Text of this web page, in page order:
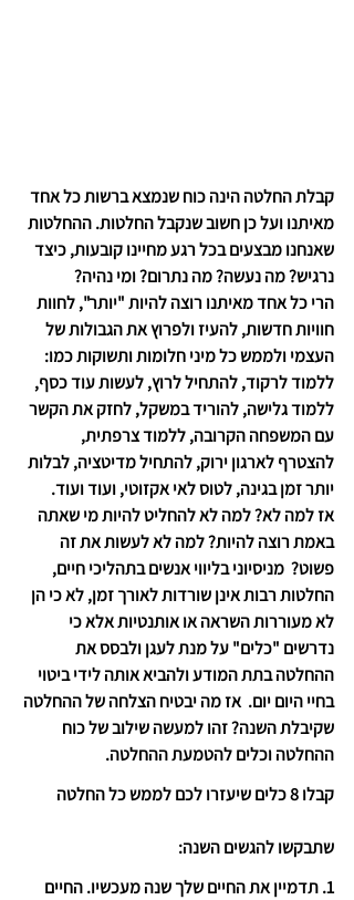
קבלת החלטה הינה כוח שנמצא ברשות כל אחד
מאיתנו ועל כן חשוב שנקבל החלטות. ההחלטות
שאנחנו מבצעים בכל רגע מחיינו קובעות, כיצד
נרגיש? מה נעשה? מה נתרום? ומי נהיה?
הרי כל אחד מאיתנו רוצה להיות "יותר", לחוות
חוויות חדשות, להעיז ולפרוץ את הגבולות של
העצמי ולממש כל מיני חלומות ותשוקות כמו:
ללמוד לרקוד, להתחיל לרוץ, לעשות עוד כסף,
ללמוד גלישה, להוריד במשקל, לחזק את הקשר
עם המשפחה הקרובה, ללמוד צרפתית,
להצטרף לארגון ירוק, להתחיל מדיטציה, לבלות
יותר זמן בגינה, לטוס לאי אקזוטי, ועוד ועוד.
אז למה לא? למה לא להחליט להיות מי שאתה
באמת רוצה להיות? למה לא לעשות את זה
פשוט? מניסיוני בליווי אנשים בתהליכי חיים,
החלטות רבות אינן שורדות לאורך זמן, לא כי הן
לא מעוררות השראה או אותנטיות אלא כי
נדרשים "כלים" על מנת לעגן ולבסס את
ההחלטה בתת המודע ולהביא אותה לידי ביטוי
בחיי היום יום.  אז מה יבטיח הצלחה של ההחלטה
שקיבלת השנה? זהו למעשה שילוב של כוח
ההחלטה וכלים להטמעת ההחלטה.
קבלו 8 כלים שיעזרו לכם לממש כל החלטה
שתבקשו להגשים השנה:
1. תדמיין את החיים שלך שנה מעכשיו
. החיים